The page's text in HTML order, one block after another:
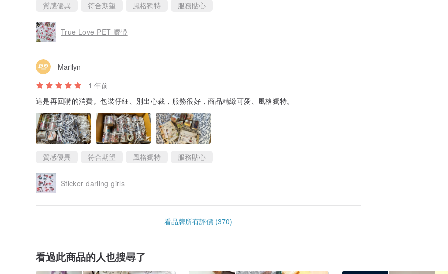
質感優異 符合期望 風格獨特 服務貼心
True Love PET 膠帶
Marilyn
1 年前
這是再回購的消費。包裝仔細、別出心裁，服務很好，商品精緻可愛、風格獨特。
質感優異 符合期望 風格獨特 服務貼心
Sticker darling girls
看品牌所有評價 (370)
看過此商品的人也搜尋了